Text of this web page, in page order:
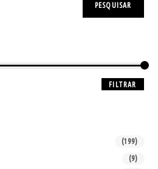
PESQUISAR
FILTRAR
(199)
(9)